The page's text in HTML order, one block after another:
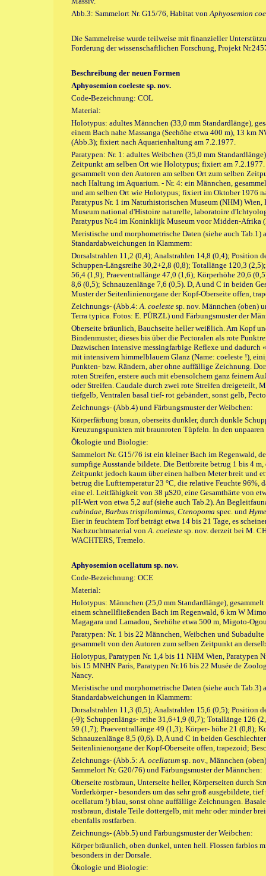
Abb.3: Sammelort Nr. G15/76, Habitat vonAphyosemion
Die Sammelreise wurde teilweise mit finanzieller
Forderung der wissenschaftlichen Forschung, Projekt
Beschreibung der neuen Formen
Aphyosemion coeleste sp. nov.
Code-Bezeichnung: COL
Material:
Holotypus: adultes Männchen (33,0 mm Standardlänge),
einem Bach nahe Massanga (Seehöhe etwa 400 m), 13 km
(Abb.3); fixiert nach Aquarienhaltung am 7.2.1977.
Paratypen: Nr. 1: adultes Weibchen (35,0 mm
Zeitpunkt am selben Ort wie Holotypus; fixiert am
gesammelt von den Autoren am selben Ort zum selben
nach Haltung im Aquarium. - Nr. 4: ein Männchen,
und am selben Ort wie Holotypus; fixiert im Oktober 1976
Paratypus Nr. 1 im Naturhistorischen Museum (NHM)
Museum national d'Histoire naturelle, laboratoire
Paratypus Nr.4 im Koninklijk Museum voor Midden-Afrika
Meristische und morphometrische Daten (siehe auch
Standardabweichungen in Klammern:
Dorsalstrahlen 11,2 (0,4); Analstrahlen 14,8 (0,4); Position
Schuppen-Längsreihe 30,2+2,8 (0,8); Totallänge 120,3
56,4 (1,9); Praeventrallänge 47,0 (1,6); Körperhöhe 20,6
8,6 (0,5); Schnauzenlänge 7,6 (0,5). D, A und C in beiden
Muster der Seitenlinienorgane der Kopf-Oberseite offen,
Zeichnungs- (Abb.4:A. coeleste sp. nov. Männchen (oben)
Terra typica. Fotos: E. PÜRZL) und Färbungsmuster der
Oberseite bräunlich, Bauchseite heller weißlich. Am Kopf
Bindenmuster, dieses bis über die Pectoralen als rote
Dazwischen intensive messingfarbige Reflexe und
mit intensivem himmelblauem Glanz (Name: coeleste !),
Punkten- bzw. Rändern, aber ohne auffällige Zeichnung.
roten Streifen, erstere auch mit ebensolchem ganz feinem
oder Streifen. Caudale durch zwei rote Streifen dreigeteilt,
tiefgelb, Ventralen basal tief- rot gebändert, sonst gelb,
Zeichnungs- (Abb.4) und Färbungsmuster der Weibchen:
Körperfärbung braun, oberseits dunkler, durch dunkle
Kreuzungspunkten mit braunroten Tüpfeln. In den
Ökologie und Biologie:
Sammelort Nr. G15/76 ist ein kleiner Bach im Regenwald,
sumpfige Ausstande bildete. Die Bettbreite betrug 1 bis 4
Zeitpunkt jedoch kaum über einen halben Meter breit und
betrug die Lufttemperatur 23 °C, die relative Feuchte 96%,
eine el. Leitfähigkeit von 38 µS20, eine Gesamthärte von
pH-Wert von etwa 5,2 auf (siehe auch Tab.2). An
cabindae, Barbus trispilomimus, Ctenopoma spec. und
Eier in feuchtem Torf beträgt etwa 14 bis 21 Tage, es
Nachzuchtmaterial vonA. coeleste sp. nov. derzeit bei M.
WACHTERS, Tremelo.
Aphyosemion ocellatum sp. nov.
Code-Bezeichnung: OCE
Material:
Holotypus: Männchen (25,0 mm Standardlänge),
einem schnellfließenden Bach im Regenwald, 6 km W
Magagara und Lamadou, Seehöhe etwa 500 m, Migoto-
Paratypen: Nr. 1 bis 22 Männchen, Weibchen und
gesammelt von den Autoren zum selben Zeitpunkt an
Holotypus, Paratypen Nr. 1,4 bis 11 NHM Wien, Paratypen
bis 15 MNHN Paris, Paratypen Nr.16 bis 22 Musée de
Nancy.
Meristische und morphometrische Daten (siehe auch
Standardabweichungen in Klammern:
Dorsalstrahlen 11,3 (0,5); Analstrahlen 15,6 (0,5); Position
(-9); Schuppenlängs- reihe 31,6+1,9 (0,7); Totallänge 126
59 (1,7); Praeventrallänge 49 (1,3); Körper- höhe 21 (0,8);
Schnauzenlänge 8,5 (0,6). D, A und C in beiden
Seitenlinienorgane der Kopf-Oberseite offen, trapezoid;
Zeichnungs- (Abb.5:A. oceIlatum sp. nov., Männchen
Sammelort Nr. G20/76) und Färbungsmuster der Männchen:
Oberseite rostbraun, Unterseite heller, Körperseiten durch
Vorderkörper - besonders um das sehr groß ausgebildete,
ocellatum !) blau, sonst ohne auffällige Zeichnungen.
rostbraun, distale Teile dottergelb, mit mehr oder minder
ebenfalls rostfarben.
Zeichnungs- (Abb.5) und Färbungsmuster der Weibchen:
Körper bräunlich, oben dunkel, unten hell. Flossen farblos
besonders in der Dorsale.
Ökologie und Biologie: